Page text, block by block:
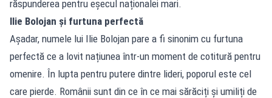
răspunderea pentru eșecul naționalei mari.
Ilie Bolojan și furtuna perfectă
Așadar, numele lui Ilie Bolojan pare a fi sinonim cu furtuna
perfectă ce a lovit națiunea într-un moment de cotitură pentru
omenire. În lupta pentru putere dintre lideri, poporul este cel
care pierde. Românii sunt din ce în ce mai sărăciți și umiliți de